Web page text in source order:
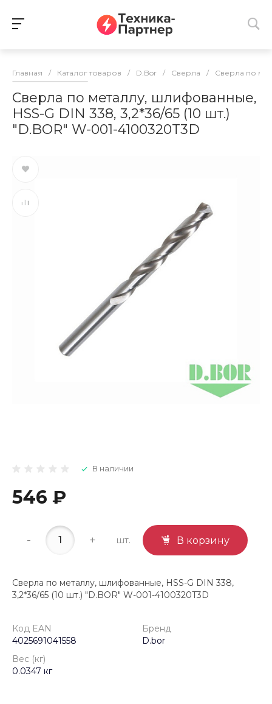
Главная / Каталог товаров / D.Bor / Сверла / Сверла по
Сверла по металлу, шлифованные,
HSS-G DIN 338, 3,2*36/65 (10 шт.)
"D.BOR" W-001-4100320T3D
В наличии
546 ₽
- + шт. В корзину
Сверла по металлу, шлифованные, HSS-G DIN 338,
3,2*36/65 (10 шт.) "D.BOR" W-001-4100320T3D
Код EAN
4025691041558
Бренд
D.bor
Вес (кг)
0.0347 кг